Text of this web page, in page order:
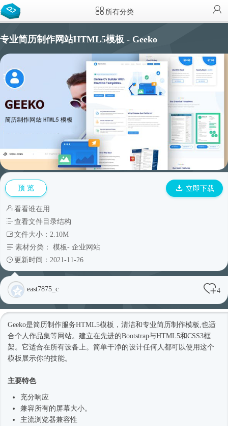
所有分类
专业简历制作网站HTML5模板 - Geeko
预 览 立即下载
看看谁在用
查看文件目录结构
文件大小：2.10M
素材分类： 模板- 企业网站
更新时间：2021-11-26
east7875_c 4
Geeko是简历制作服务HTML5模板 ，清洁和专业简历制作模板,也适
合个人作品集等网站。建立在先进的Bootstrap与HTML5和CSS3框
架。它适合在所有设备上。简单干净的设计任何人都可以使用这个
模板展示你的技能。
主要特色
充分响应
兼容所有的屏幕大小。
主流浏览器兼容性